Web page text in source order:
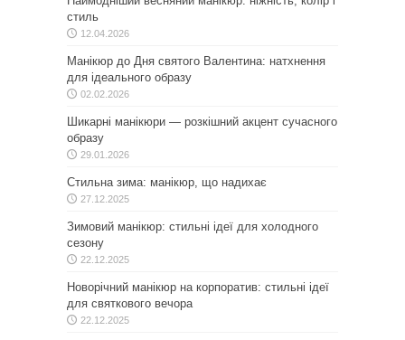
стиль
12.04.2026
Манікюр до Дня святого Валентина: натхнення
для ідеального образу
02.02.2026
Шикарні манікюри — розкішний акцент сучасного
образу
29.01.2026
Стильна зима: манікюр, що надихає
27.12.2025
Зимовий манікюр: стильні ідеї для холодного
сезону
22.12.2025
Новорічний манікюр на корпоратив: стильні ідеї
для святкового вечора
22.12.2025